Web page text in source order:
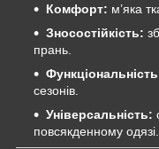
Комфорт: м’яка
Зносостійкість:
прань.
сезонів.
Універсальність:
повсякденному одязі.